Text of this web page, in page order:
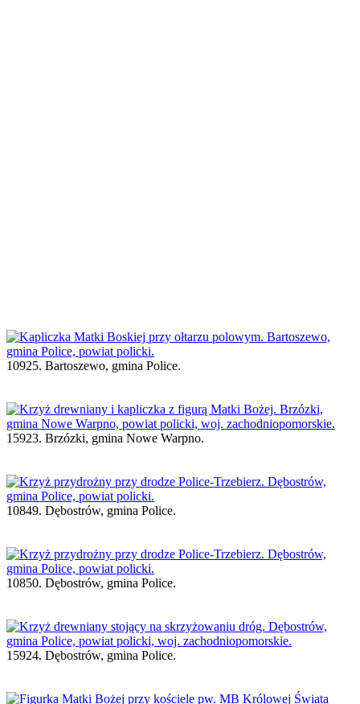
10925. Bartoszewo, gmina Police.
15923. Brzózki, gmina Nowe Warpno.
10849. Dębostrów, gmina Police.
10850. Dębostrów, gmina Police.
15924. Dębostrów, gmina Police.